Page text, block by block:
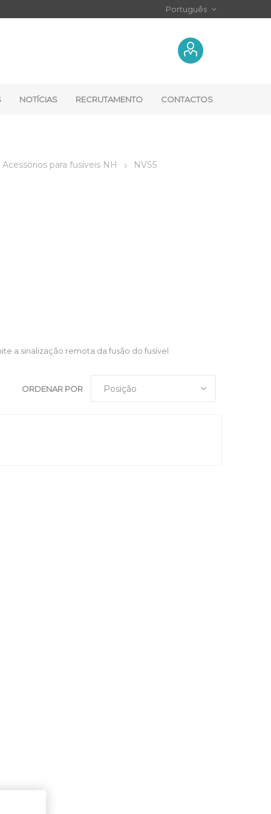
NOTÍCIAS RECRUTAMENTO CONTACTOS
Acessórios para fusíveis NH NVS5
a sinalização remota da fusão do fusível
ORDENAR POR